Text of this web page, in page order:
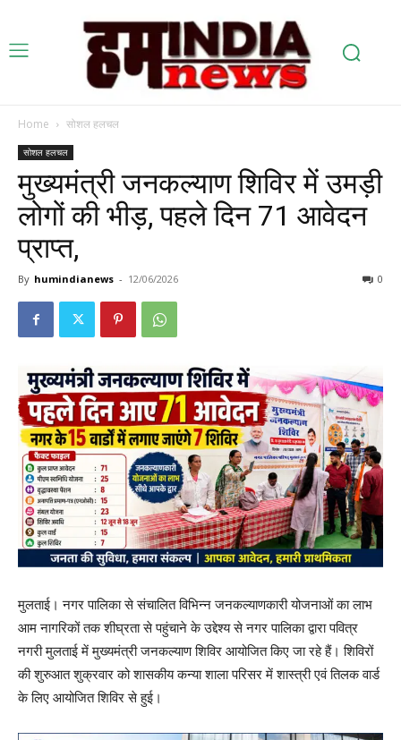
Home सोशल हलचल
सोशल हलचल
मुख्यमंत्री जनकल्याण शिविर में उमड़ी
लोगों की भीड़, पहले दिन 71 आवेदन
प्राप्त,
By humindianews - 12/06/2026 0
मुलताई। नगर पालिका से संचालित विभिन्न जनकल्याणकारी योजनाओं का लाभ
आम नागरिकों तक शीघ्रता से पहुंचाने के उद्देश्य से नगर पालिका द्वारा पवित्र
नगरी मुलताई में मुख्यमंत्री जनकल्याण शिविर आयोजित किए जा रहे हैं। शिविरों
की शुरुआत शुक्रवार को शासकीय कन्या शाला परिसर में शास्त्री एवं तिलक वार्ड
के लिए आयोजित शिविर से हुई।